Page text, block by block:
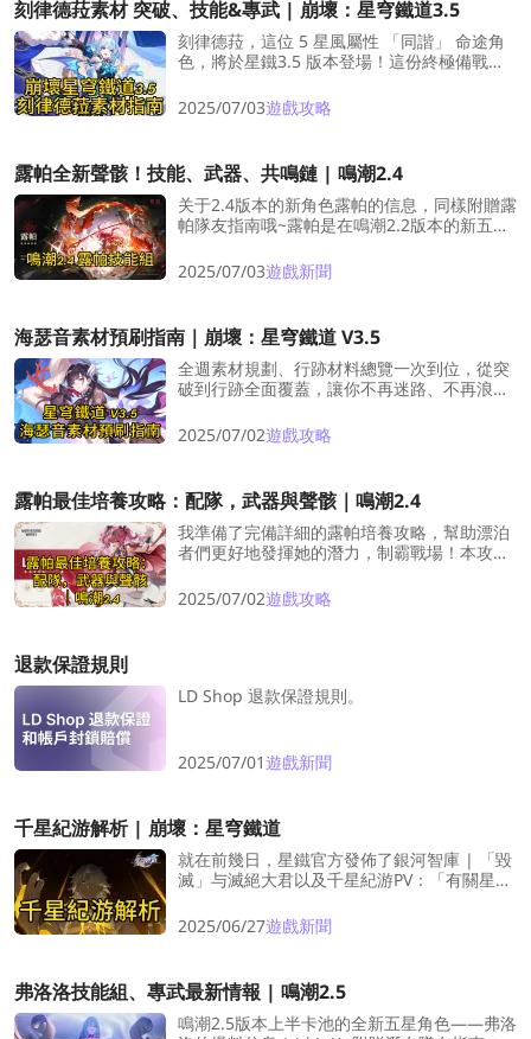
刻律德菈素材 突破、技能&專武 | 崩壞：星穹鐵道3.5
刻律德菈，這位 5 星風屬性 「同諧」 命途角
色，將於星鐵3.5 版本登場！這份終極備戰指
所有關鍵素材——助你高效規劃資源，讓她在
上線首日即戰力巔峰！提前規劃，高效備戰，
2025/07/03遊戲攻略
露帕全新聲骸！技能、武器、共鳴鏈 | 鳴潮2.4
关于2.4版本的新角色露帕的信息，同樣附贈露
帕隊友指南哦~露帕是在鳴潮2.2版本的新五星
2025/07/03遊戲新聞
海瑟音素材預刷指南｜崩壞：星穹鐵道 V3.5
全週素材規劃、行跡材料總覽一次到位，從突
破到行跡全面覆蓋，讓你不再迷路、不再浪費
滿、即戰力爆表，輕鬆上場Carry全隊不是
夢！
2025/07/02遊戲攻略
露帕最佳培養攻略：配隊，武器與聲骸｜鳴潮2.4
我準備了完備詳細的露帕培養攻略，幫助漂泊
者們更好地發揮她的潛力，制霸戰場！本攻略
骸配置。
2025/07/02遊戲攻略
退款保證規則
LD Shop 退款保證規則。
2025/07/01遊戲新聞
千星紀游解析 | 崩壞：星穹鐵道
就在前幾日，星鐵官方發佈了銀河智庫 | 「毀
滅」与滅絕大君以及千星紀游PV：「有關星空
一起深度分析這段PV，看看解讀一下這段PV所
蘊含的奧秘吧！
2025/06/27遊戲新聞
弗洛洛技能組、專武最新情報 | 鳴潮2.5
鳴潮2.5版本上半卡池的全新五星角色——弗洛